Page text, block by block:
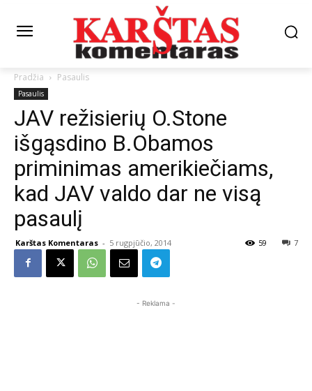
Pradžia Pasaulis
Pasaulis
JAV režisierių O.Stone
išgąsdino B.Obamos
priminimas amerikiečiams,
kad JAV valdo dar ne visą
pasaulį
Karštas Komentaras - 5 rugpjūčio, 2014 7
59
- Reklama -